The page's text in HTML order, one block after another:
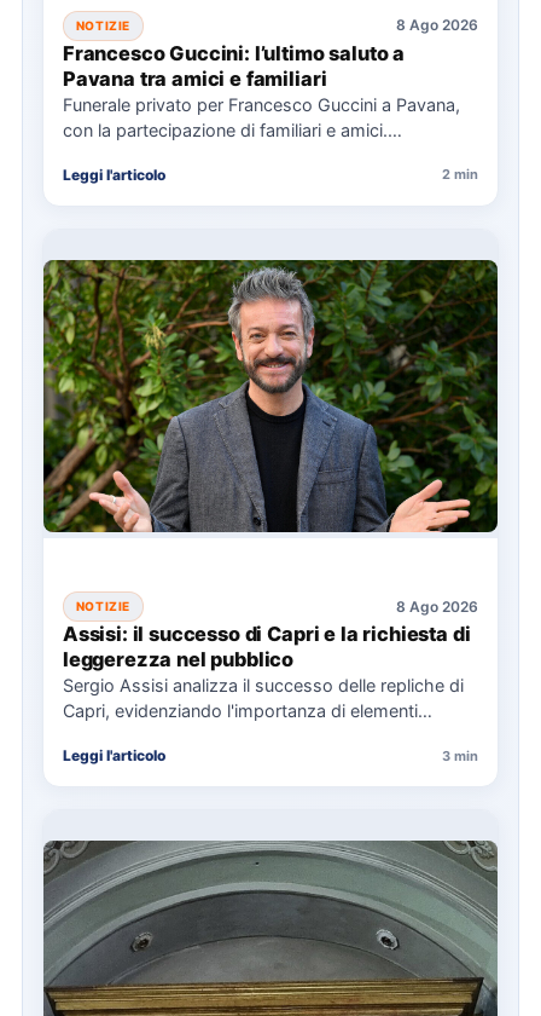
NOTIZIE 8 Ago 2026
Francesco Guccini: l’ultimo saluto a
Pavana tra amici e familiari
Funerale privato per Francesco Guccini a Pavana,
con la partecipazione di familiari e amici.
Leggi l'articolo 2 min
NOTIZIE 8 Ago 2026
Assisi: il successo di Capri e la richiesta di
leggerezza nel pubblico
Sergio Assisi analizza il successo delle repliche di
Capri, evidenziando l'importanza di elementi
Leggi l'articolo 3 min